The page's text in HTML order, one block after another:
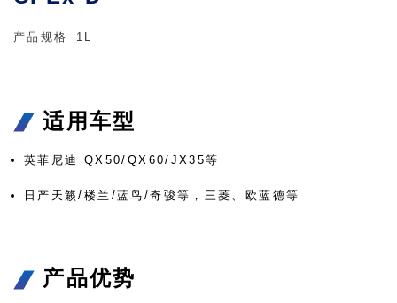
产品规格 1L
适用车型
英菲尼迪 QX50/QX60/JX35等
日产天籁/楼兰/蓝鸟/奇骏等，三菱、欧蓝德等
产品优势